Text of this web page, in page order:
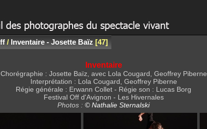
/ Inventaire - Josette Baïz 47
Inventaire
Chorégraphie : Josette Baïz, avec Lola Cougard, Geoffrey Piberne
Interprétation : Lola Cougard, Geoffrey Piberne
Régie générale : Erwann Collet - Régie son : Lucas Borg
Festival Off d'Avignon - Les Hivernales
Photos : © Nathalie Sternalski